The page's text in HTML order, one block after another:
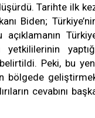
Tarihte ilk
Biden;
açıklamanın
belirtildi. Peki, bu
bölgede
cevabını